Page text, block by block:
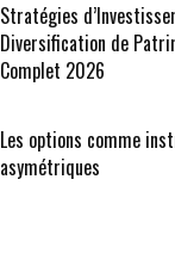
Stratégies
Diversification de
Complet 2026
Les options comme
asymétriques